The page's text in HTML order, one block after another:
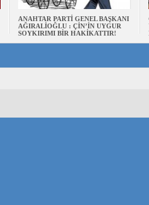
ANAHTAR PARTİ GENEL BAŞKANI
AĞIRALİOĞLU : ÇİN’İN UYGUR
SOYKIRIMI BİR HAKİKATTIR!